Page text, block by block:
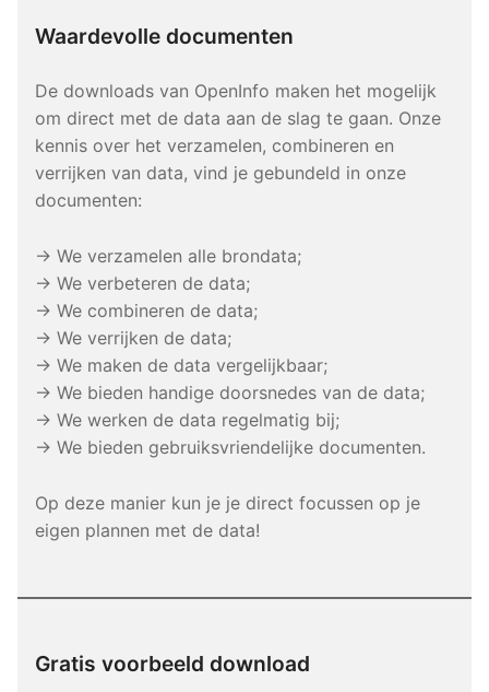
Waardevolle documenten
De downloads van OpenInfo maken het mogelijk
om direct met de data aan de slag te gaan. Onze
kennis over het verzamelen, combineren en
verrijken van data, vind je gebundeld in onze
documenten:
→ We verzamelen alle brondata;
→ We verbeteren de data;
→ We combineren de data;
→ We verrijken de data;
→ We maken de data vergelijkbaar;
→ We bieden handige doorsnedes van de data;
→ We werken de data regelmatig bij;
→ We bieden gebruiksvriendelijke documenten.
Op deze manier kun je je direct focussen op je
eigen plannen met de data!
Gratis voorbeeld download